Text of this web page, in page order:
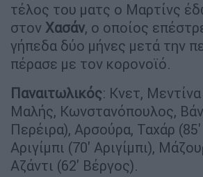
τέλος του ματς ο Μαρτίνς
στον Χασάν, ο οποίος
γήπεδα δύο μήνες μετά την
πέρασε με τον κορονοϊό.
Παναιτωλικός: Κνετ,
Μαλής, Κωνστανόπουλος,
Περέιρα), Αρσούρα, Ταχάρ (85'
Αριγίμπι (70' Αριγίμπι),
Αζάντι (62' Βέργος).